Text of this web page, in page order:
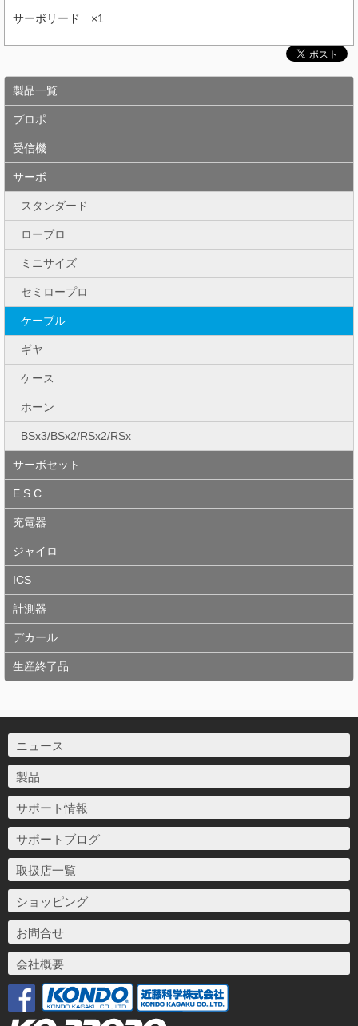
サーボリード ×1
製品一覧
プロポ
受信機
サーボ
スタンダード
ロープロ
ミニサイズ
セミロープロ
ケーブル
ギヤ
ケース
ホーン
BSx3/BSx2/RSx2/RSx
サーボセット
E.S.C
充電器
ジャイロ
ICS
計測器
デカール
生産終了品
ニュース
製品
サポート情報
サポートブログ
取扱店一覧
ショッピング
お問合せ
会社概要